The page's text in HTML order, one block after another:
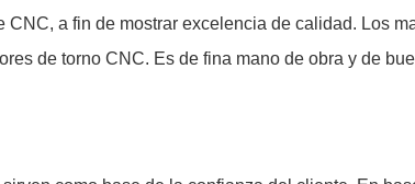
a fin de mostrar excelencia de calidad. Los
de torno CNC. Es de fina mano de obra y de